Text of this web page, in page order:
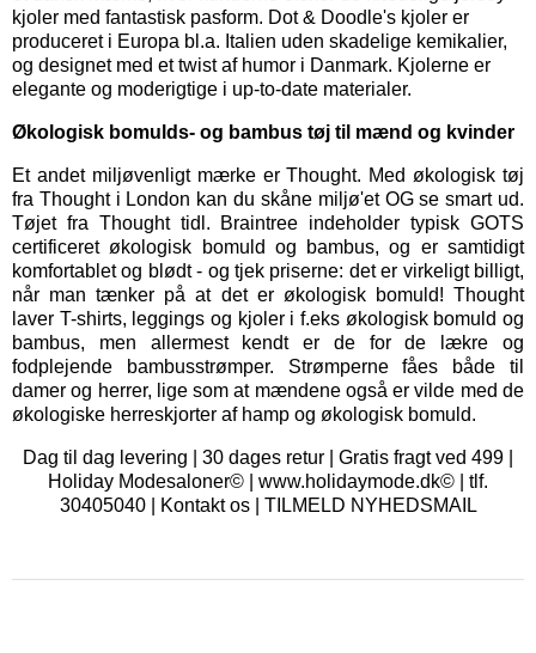
kjoler med fantastisk pasform. Dot & Doodle's kjoler er
produceret i Europa bl.a. Italien uden skadelige kemikalier,
og designet med et twist af humor i Danmark. Kjolerne er
elegante og moderigtige i up-to-date materialer.
Økologisk bomulds- og bambus tøj til mænd og kvinder
Et andet miljøvenligt mærke erThought. Med økologisk tøj
fra Thought i London kan du skåne miljø'et OG se smart ud.
Tøjet fra Thought tidl. Braintree indeholder typisk GOTS
certificeret økologisk bomuld og bambus, og er samtidigt
komfortablet og blødt - og tjek priserne: det er virkeligt billigt,
når man tænker på at det er økologisk bomuld! Thought
laver T-shirts, leggings og kjoler i f.eks økologisk bomuld og
bambus, men allermest kendt er de for de lækre og
fodplejende bambusstrømper. Strømperne fåes både til
damer og herrer, lige som at mændene også er vilde med de
økologiske herreskjorter af hamp og økologisk bomuld.
Dag til dag levering | 30 dages retur | Gratis fragt ved 499 |
Holiday Modesaloner© | www.holidaymode.dk© | tlf.
30405040 |
Kontakt os| TILMELD NYHEDSMAIL